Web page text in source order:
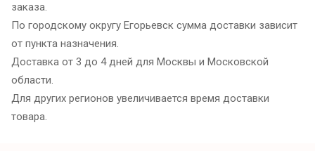
заказа.
По городскому округу Егорьевск сумма доставки зависит
от пункта назначения.
Доставка от 3 до 4 дней для Москвы и Московской
области.
Для других регионов увеличивается время доставки
товара.